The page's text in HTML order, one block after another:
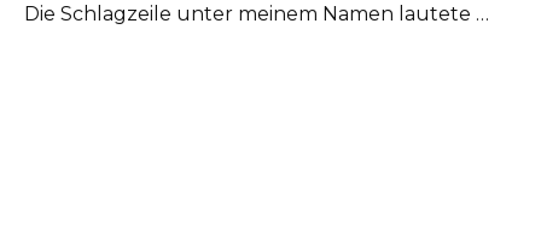
Die Schlagzeile unter meinem Namen lautete …